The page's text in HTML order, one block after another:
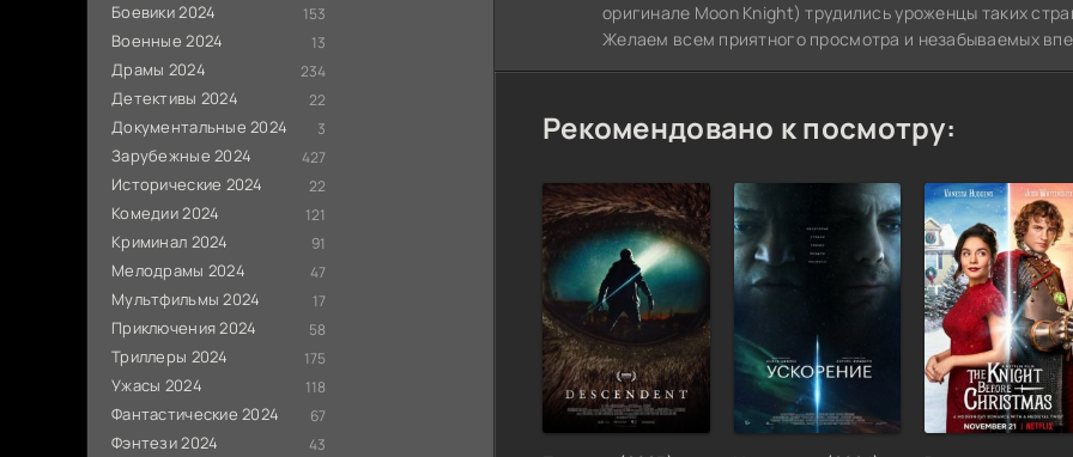
Боевики 2024 153
Военные 2024 13
Драмы 2024 234
Детективы 2024 22
Документальные 2024 3
Зарубежные 2024 427
Исторические 2024 22
Комедии 2024 121
Криминал 2024 91
Мелодрамы 2024 47
Мультфильмы 2024 17
Приключения 2024 58
Триллеры 2024 175
Ужасы 2024 118
Фантастические 2024 67
Фэнтези 2024 43
оригинале Moon Knight) трудились уроженцы таких
Желаем всем приятного просмотра и незабываемых
Рекомендовано к посмотру: